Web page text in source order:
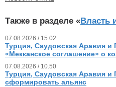
Также в разделе «Власть
07.08.2026 / 15.02
Турция, Саудовская Аравия и
«Мекканское соглашение» о
07.08.2026 / 10.50
Турция, Саудовская Аравия и
сформировать альянс